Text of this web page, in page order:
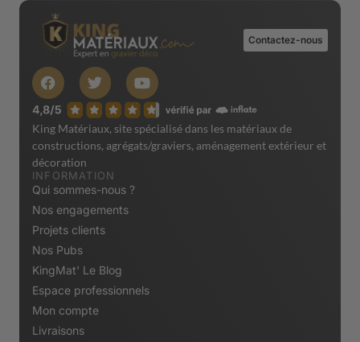
Contactez-nous
King Matériaux, site spécialisé dans les matériaux de
constructions, agrégats/graviers, aménagement extérieur et
décoration
INFORMATION
Qui sommes-nous ?
Nos engagements
Projets clients
Nos Pubs
KingMat' Le Blog
Espace professionnels
Mon compte
Livraisons